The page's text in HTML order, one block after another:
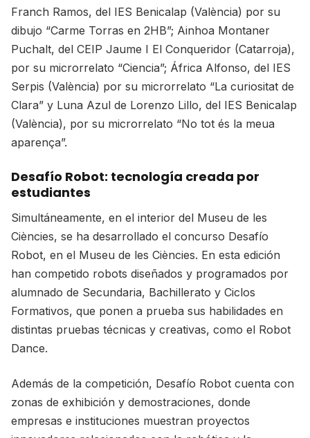
Franch Ramos, del IES Benicalap (València) por su
dibujo “Carme Torras en 2HB”; Ainhoa Montaner
Puchalt, del CEIP Jaume I El Conqueridor (Catarroja),
por su microrrelato “Ciencia”; África Alfonso, del IES
Serpis (València) por su microrrelato “La curiositat de
Clara” y Luna Azul de Lorenzo Lillo, del IES Benicalap
(València), por su microrrelato “No tot és la meua
aparença”.
Desafío Robot: tecnología creada por
estudiantes
Simultáneamente, en el interior del Museu de les
Ciències, se ha desarrollado el concurso Desafío
Robot, en el Museu de les Ciències. En esta edición
han competido robots diseñados y programados por
alumnado de Secundaria, Bachillerato y Ciclos
Formativos, que ponen a prueba sus habilidades en
distintas pruebas técnicas y creativas, como el Robot
Dance.
Además de la competición, Desafío Robot cuenta con
zonas de exhibición y demostraciones, donde
empresas e instituciones muestran proyectos